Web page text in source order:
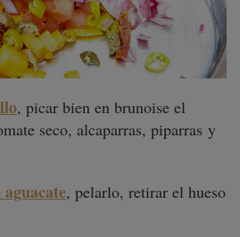
, picar bien en brunoise el
seco, alcaparras, piparras y
, pelarlo, retirar el hueso